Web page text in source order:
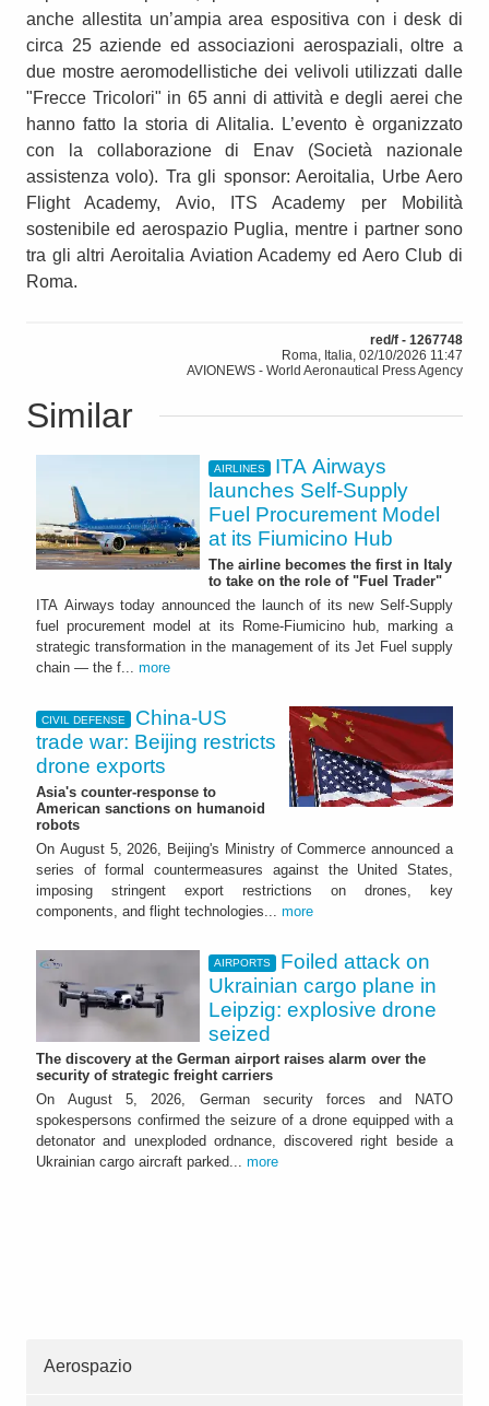
anche allestita un’ampia area espositiva con i desk di
circa 25 aziende ed associazioni aerospaziali, oltre a
due mostre aeromodellistiche dei velivoli utilizzati dalle
"Frecce Tricolori" in 65 anni di attività e degli aerei che
hanno fatto la storia di Alitalia. L’evento è organizzato
con la collaborazione di Enav (Società nazionale
assistenza volo). Tra gli sponsor: Aeroitalia, Urbe Aero
Flight Academy, Avio, ITS Academy per Mobilità
sostenibile ed aerospazio Puglia, mentre i partner sono
tra gli altri Aeroitalia Aviation Academy ed Aero Club di
Roma.
red/f - 1267748
Roma, Italia, 02/10/2026 11:47
AVIONEWS - World Aeronautical Press Agency
Similar
AIRLINES
ITA Airways
launches Self-Supply
Fuel Procurement Model
at its Fiumicino Hub
The airline becomes the first in Italy
to take on the role of "Fuel Trader"
ITA Airways today announced the launch of its new Self-Supply
fuel procurement model at its Rome-Fiumicino hub, marking a
strategic transformation in the management of its Jet Fuel supply
chain — the f... more
CIVIL DEFENSE
China-US
trade war: Beijing restricts
drone exports
Asia's counter-response to
American sanctions on humanoid
robots
On August 5, 2026, Beijing's Ministry of Commerce announced a
series of formal countermeasures against the United States,
imposing stringent export restrictions on drones, key
components, and flight technologies... more
AIRPORTS
Foiled attack on
Ukrainian cargo plane in
Leipzig: explosive drone
seized
The discovery at the German airport raises alarm over the
security of strategic freight carriers
On August 5, 2026, German security forces and NATO
spokespersons confirmed the seizure of a drone equipped with a
detonator and unexploded ordnance, discovered right beside a
Ukrainian cargo aircraft parked... more
Aerospazio